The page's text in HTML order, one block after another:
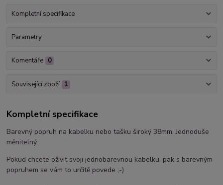
Kompletní specifikace
Parametry
Komentáře 0
Související zboží 1
Kompletní specifikace
Barevný popruh na kabelku nebo tašku široký 38mm. Jednoduše
měnitelný.
Pokud chcete oživit svoji jednobarevnou kabelku, pak s barevným
popruhem se vám to určitě povede ;-)